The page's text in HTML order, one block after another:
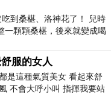
到桑椹、洛神花了！ 兒時
一顆顆桑椹，後來就變成喝
沒喝
服的女人
是這種氣質美女 看起來舒
不會大呼小叫 指揮我要站